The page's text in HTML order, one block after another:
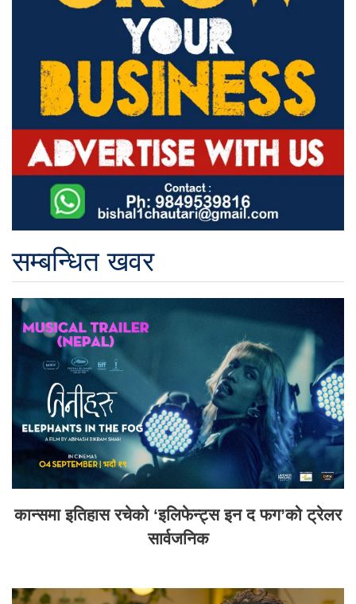
सम्बन्धित खवर
कान्समा इतिहास रचेको ‘इलिफेन्ट्स इन द फग’को ट्रेलर
सार्वजनिक